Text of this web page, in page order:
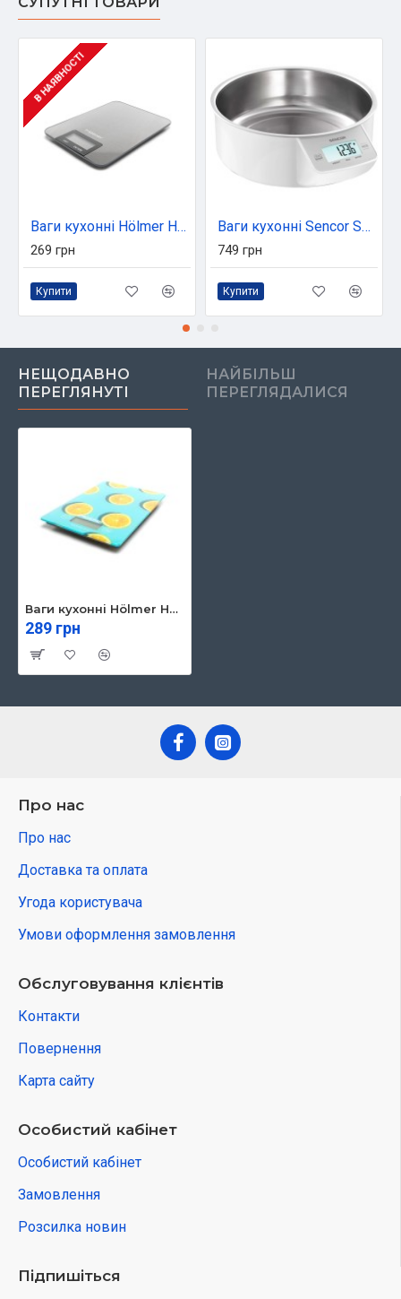
В НАЯВНОСТІ
Ваги кухонні Hölmer HSK-2014SS
269 грн
Купити
Ваги кухонні Sencor SKS 4030 WH (SKS4030WH)
749 грн
Купити
НЕЩОДАВНО
ПЕРЕГЛЯНУТІ
НАЙБІЛЬШ
ПЕРЕГЛЯДАЛИСЯ
Ваги кухонні Hölmer HSK-2316
289 грн
Про нас
Про нас
Доставка та оплата
Угода користувача
Умови оформлення замовлення
Обслуговування клієнтів
Контакти
Повернення
Карта сайту
Особистий кабінет
Особистий кабінет
Замовлення
Розсилка новин
Підпишіться